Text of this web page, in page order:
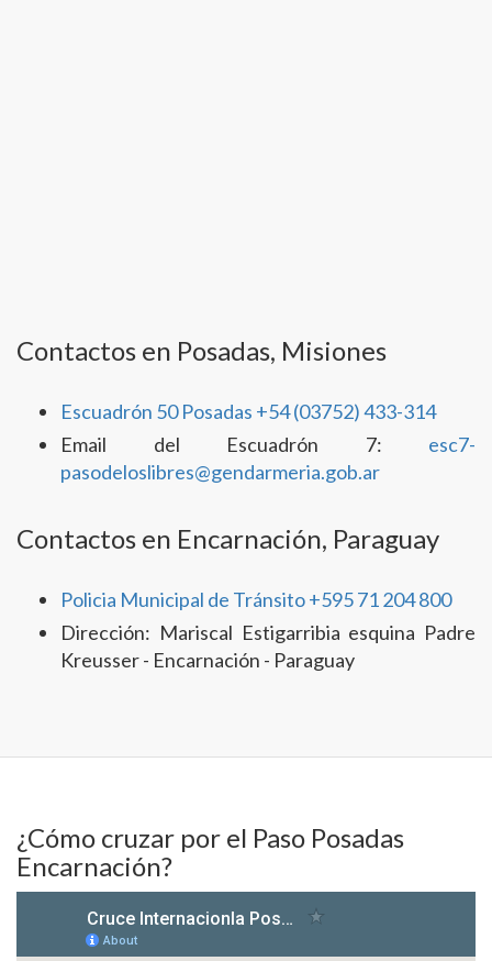
Contactos en Posadas, Misiones
Escuadrón 50 Posadas +54 (03752) 433-314
Email del Escuadrón 7: esc7-
pasodeloslibres@gendarmeria.gob.ar
Contactos en Encarnación, Paraguay
Policia Municipal de Tránsito +595 71 204 800
Dirección: Mariscal Estigarribia esquina Padre
Kreusser - Encarnación - Paraguay
¿Cómo cruzar por el Paso Posadas
Encarnación?